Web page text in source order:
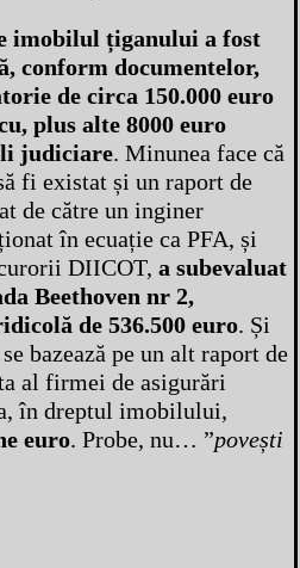
imobilul țiganului a fost
conform documentelor,
de circa 150.000 euro
plus alte 8000 euro
judiciare. Minunea face că
fi existat și un raport de
de către un inginer
în ecuație ca PFA, și
DIICOT, a subevaluat
Beethoven nr 2,
de 536.500 euro. Și
bazează pe un alt raport de
al firmei de asigurări
în dreptul imobilului,
euro. Probe, nu… ”povești